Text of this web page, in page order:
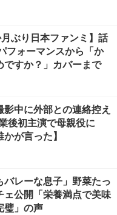
ぶり日本ファンミ】話
フォーマンスから「か
すか？」カバーまで
中に外部との連絡控え
後初主演で母親役に
が言った】
レーな息子」野菜たっ
公開「栄養満点で美味
璧」の声